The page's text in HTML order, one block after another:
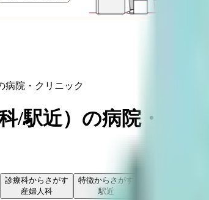
病院・クリニック
/駅近） の病院・診療所
診療科からさがす
産婦人科
特徴からさがす
駅近